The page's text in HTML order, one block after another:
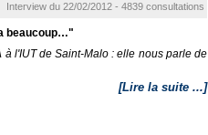
Interview du 22/02/2012 - 4839 consultations
beaucoup…"
l'IUT de Saint-Malo : elle nous parle de
[Lire la suite ...]